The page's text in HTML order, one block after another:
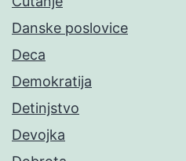
Danske poslovice
Deca
Demokratija
Detinjstvo
Devojka